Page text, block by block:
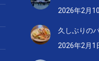
2026年2月
久しぶりの
2026年2月1